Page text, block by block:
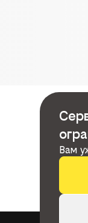
Вам